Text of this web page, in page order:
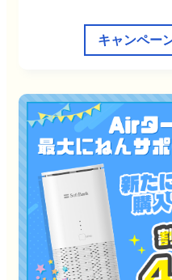
キャンペー